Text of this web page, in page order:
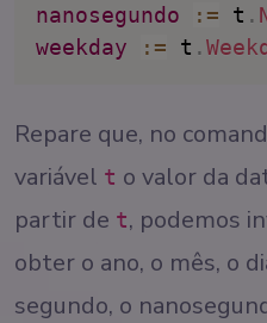
nanosegundo
: = t .
weekday
: = t .
Repare que, no
variável t o valor da
partir de t, podemos
obter o ano, o mês, o
segundo, o